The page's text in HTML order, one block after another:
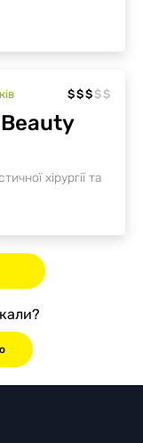
$$$ $ $
хірургії та
вулиця, 48Б